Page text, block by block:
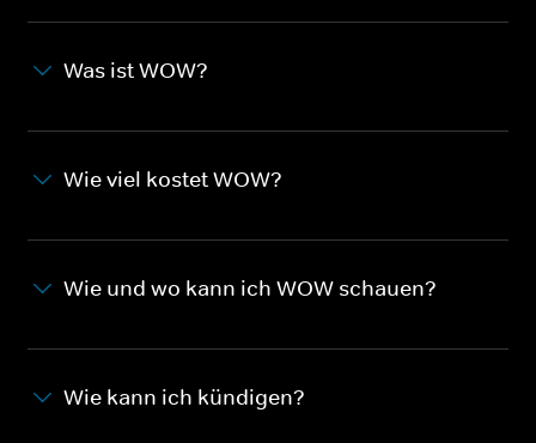
Was ist WOW?
Wie viel kostet WOW?
Wie und wo kann ich WOW schauen?
Wie kann ich kündigen?